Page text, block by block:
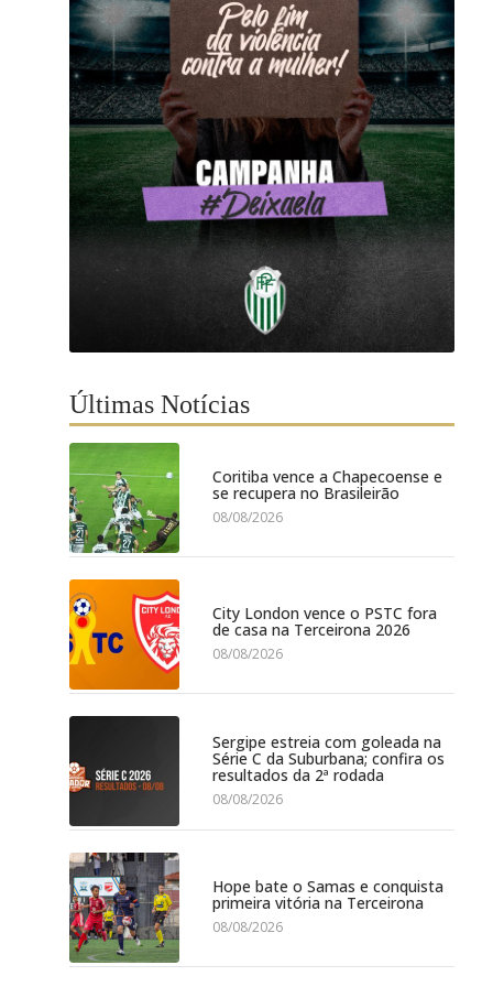
Últimas Notícias
Coritiba vence a Chapecoense e
se recupera no Brasileirão
08/08/2026
City London vence o PSTC fora
de casa na Terceirona 2026
08/08/2026
Sergipe estreia com goleada na
Série C da Suburbana; confira os
resultados da 2ª rodada
08/08/2026
Hope bate o Samas e conquista
primeira vitória na Terceirona
08/08/2026